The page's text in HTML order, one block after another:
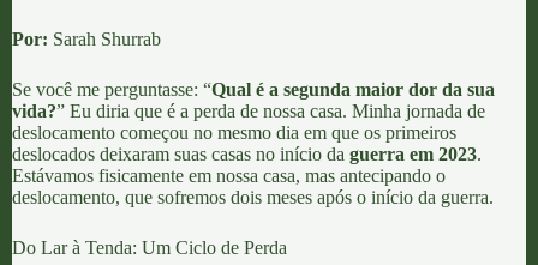
Por: Sarah Shurrab
Se você me perguntasse: “Qual é a segunda maior dor da sua
vida?” Eu diria que é a perda de nossa casa. Minha jornada de
deslocamento começou no mesmo dia em que os primeiros
deslocados deixaram suas casas no início da guerra em 2023.
Estávamos fisicamente em nossa casa, mas antecipando o
deslocamento, que sofremos dois meses após o início da guerra.
Do Lar à Tenda: Um Ciclo de Perda